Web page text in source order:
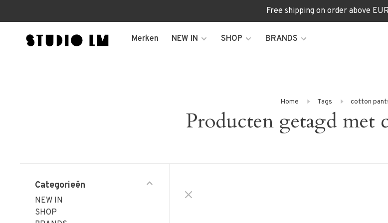
Free shipping on order above
Merken NEW IN SHOP BRANDS
Home Tags cotton
Producten getagd met
Categorieën
NEW IN
SHOP